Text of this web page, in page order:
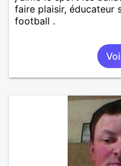
faire plaisir, éducateur
football .